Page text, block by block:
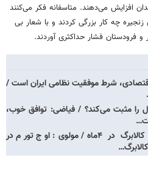
افزایش می‌دهند. متاسفانه فکر می‌کنند
چه کار بزرگی کردند و با شعار بی
فرودستان فشار حداکثری آوردند.
شرط موفقیت نظامی ایران است /
را مثبت می‌کند؟ / فیاضی: توافق خوب،
کاهش چشمگیر ارزش کالابرگ در ۴ماه/ مولوی: اوج تورم در